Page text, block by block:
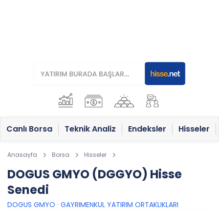
Canlı Borsa Teknik Analiz Endeksler Hisseler
Anasayfa Borsa Hisseler
DOGUS GMYO (DGGYO) Hisse
Senedi
DOGUS GMYO · GAYRIMENKUL YATIRIM ORTAKLIKLARI